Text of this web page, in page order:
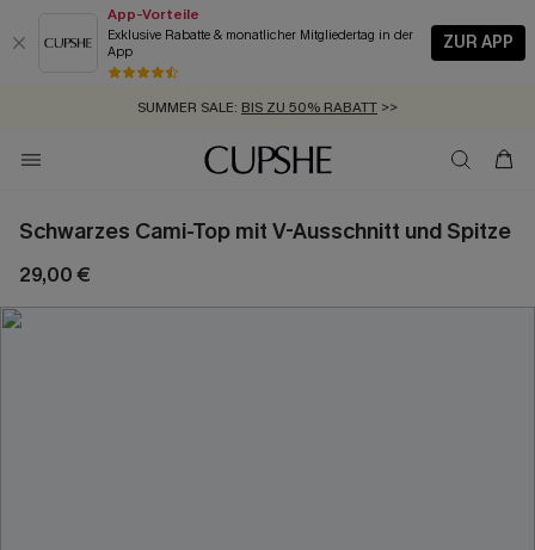
App-Vorteile
Exklusive Rabatte & monatlicher Mitgliedertag in der
App
ZUR APP
GRATIS MASSBAND MIT JEDEM SCHNELLVERSAND-ARTIKEL >>
SUMMER SALE: BIS ZU 50% RABATT >>
ZUM NEWSLETTER:BIS ZU -20% EXTRA ERHALTEN
KOSTENLOSER VERSAND AB 89 €
Schwarzes Cami-Top mit V-Ausschnitt und Spitze
29,00 €